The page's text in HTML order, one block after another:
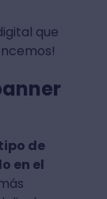
que
de
en el